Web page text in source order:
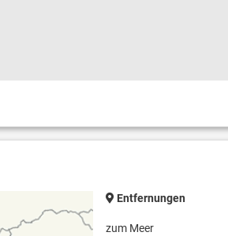
Entfernungen
zum Meer